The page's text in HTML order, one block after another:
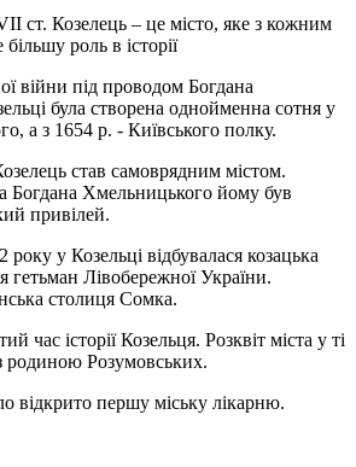
ст. Козелець – це місто, яке з кожним
роль в історії
війни під проводом Богдана
була створена од­­нойменна сотня у
а з 1654 р. - Київського полку.
став самоврядним містом.
Богдана Хмель­­­­­­­ницького йому був
привілей.
у Козельці відбувалася козацька
гетьман Лі­­­­вобережної України.
столиця Сомка.
час історії Козельця. Розквіт міста у ті
ро­­диною Розумовських.
відкрито першу міську лікарню.